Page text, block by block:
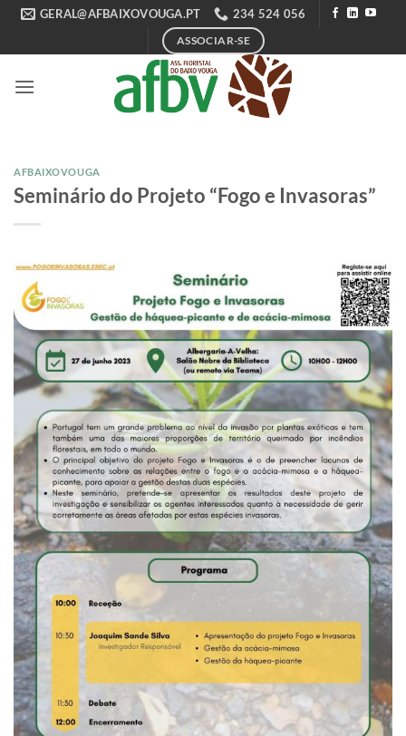
Skip
content
GERAL@AFBAIXOVOUGA.PT 234 524 056
ASSOCIAR-SE
AFBAIXOVOUGA
Seminário do Projeto “Fogo e Invasoras”